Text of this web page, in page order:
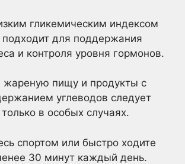
гликемическим индексом
для поддержания
и контроля уровня гормонов.
жареную пищу и продукты с
углеводов следует
в особых случаях.
спортом или быстро ходите
30 минут каждый день.